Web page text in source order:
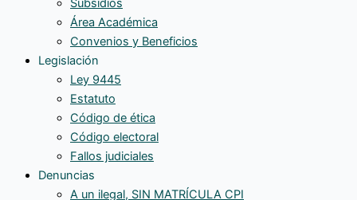
Área Académica
Convenios y Beneficios
Legislación
Ley 9445
Estatuto
Código de ética
Código electoral
Fallos judiciales
Denuncias
A un ilegal, SIN MATRÍCULA CPI